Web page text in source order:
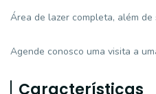
Área de lazer completa, além
Agende conosco uma visita a
Características